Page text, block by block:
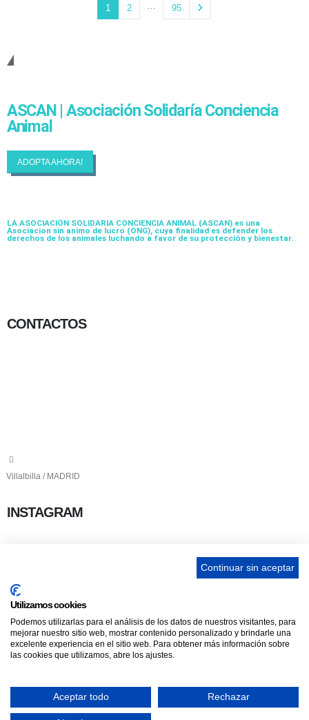
1 2 … 95
ASCAN | Asociación Solidaría Conciencia
Animal
ADOPTA AHORA!
LA ASOCIACIÓN SOLIDARIA CONCIENCIA ANIMAL (ASCAN) es una
Asociacion sin animo de lucro (ONG), cuya finalidad es defender los
derechos de los animales luchando a favor de su protección y bienestar.
CONTACTOS
Villalbilla / MADRID
INSTAGRAM
ENLACES
Contacta
Adopta un perro
Continuar sin aceptar
Utilizamos cookies
Podemos utilizarlas para el análisis de los datos de nuestros visitantes, para
mejorar nuestro sitio web, mostrar contenido personalizado y brindarle una
excelente experiencia en el sitio web. Para obtener más información sobre
las cookies que utilizamos, abre los ajustes.
Aceptar todo Rechazar